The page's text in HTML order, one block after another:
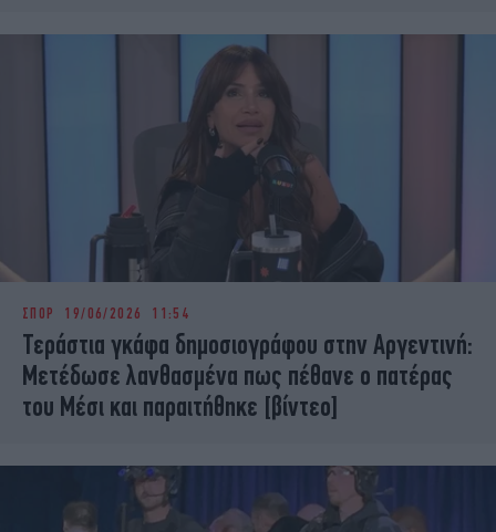
ΣΠΟΡ 19/06/2026 11:54
Τεράστια γκάφα δημοσιογράφου στην Αργεντινή:
Μετέδωσε λανθασμένα πως πέθανε ο πατέρας
του Μέσι και παραιτήθηκε [βίντεο]